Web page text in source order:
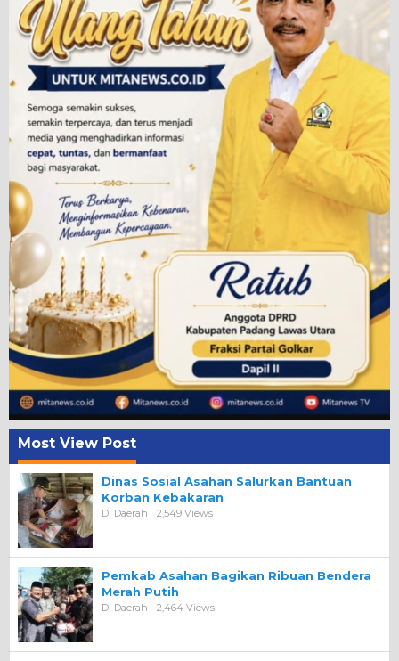
Most View Post
Dinas Sosial Asahan Salurkan Bantuan
Korban Kebakaran
Di Daerah 2,549 Views
Pemkab Asahan Bagikan Ribuan Bendera
Merah Putih
Di Daerah 2,464 Views